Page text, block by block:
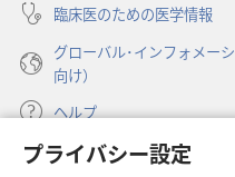
プライバシー設定
臨床医のための医学情報
グローバル･インフォメー
向け）
ヘルプ
寄付